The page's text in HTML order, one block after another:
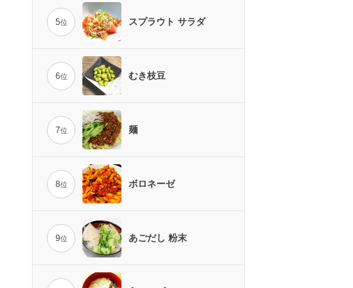
5位 スプラウト サラダ
6位 むき枝豆
7位 麺
8位 ボロネーゼ
9位 あごだし 粉末